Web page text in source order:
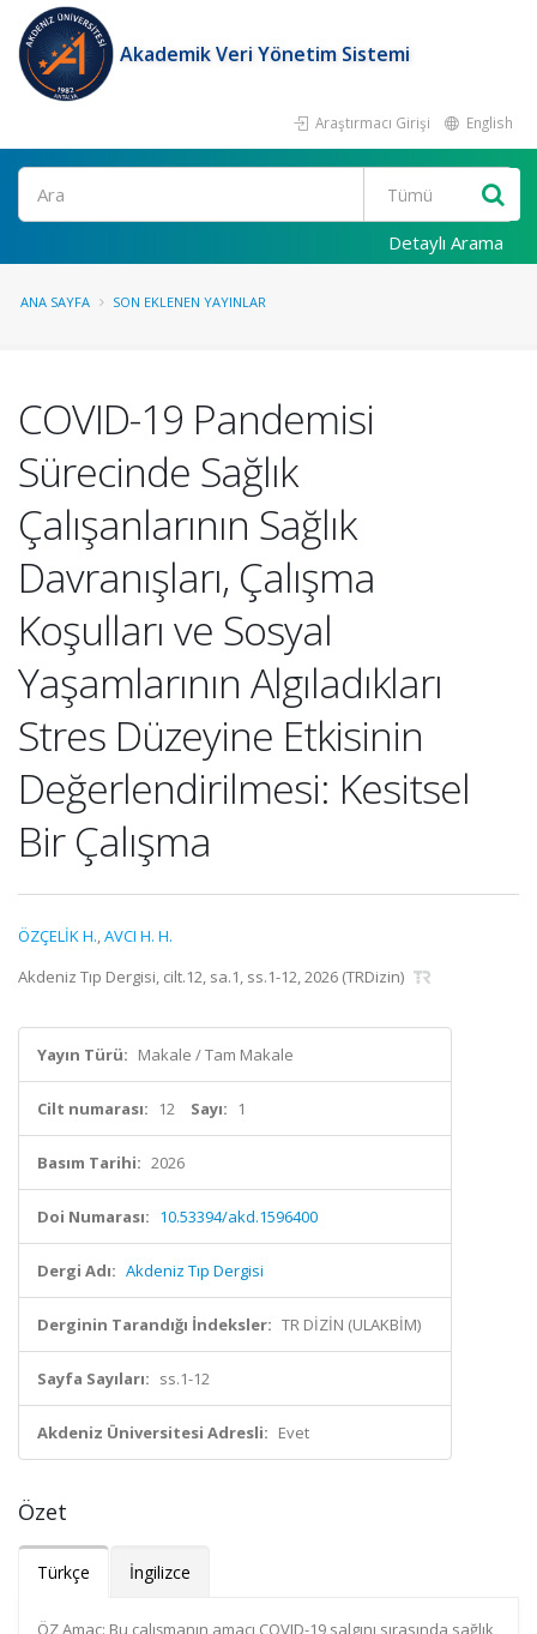
Akademik Veri Yönetim Sistemi
Araştırmacı Girişi English
Ara
Detaylı Arama
ANA SAYFA SON EKLENEN YAYINLAR
COVID-19 Pandemisi
Sürecinde Sağlık
Çalışanlarının Sağlık
Davranışları, Çalışma
Koşulları ve Sosyal
Yaşamlarının Algıladıkları
Stres Düzeyine Etkisinin
Değerlendirilmesi: Kesitsel
Bir Çalışma
ÖZÇELİK H.,AVCI H. H.
Akdeniz Tıp Dergisi, cilt.12, sa.1, ss.1-12, 2026 (TRDizin)
Yayın Türü: Makale / Tam Makale
Cilt numarası: 12 Sayı: 1
Basım Tarihi: 2026
Doi Numarası: 10.53394/akd.1596400
Dergi Adı: Akdeniz Tıp Dergisi
Derginin Tarandığı İndeksler: TR DİZİN (ULAKBİM)
Sayfa Sayıları: ss.1-12
Akdeniz Üniversitesi Adresli: Evet
Özet
Türkçe İngilizce
ÖZ Amaç: Bu çalışmanın amacı COVID-19 salgını sırasında sağlık